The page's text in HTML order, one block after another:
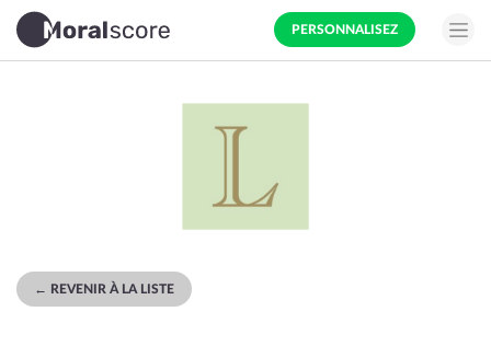
PERSONNALISEZ
← REVENIR À LA LISTE